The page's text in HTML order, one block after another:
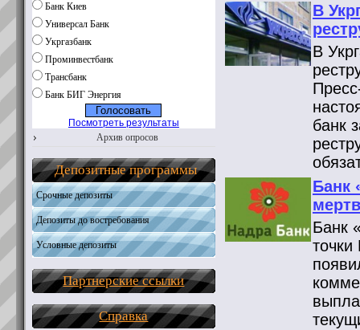
Банк Киев
Универсал Банк
Укргазбанк
Проминвестбанк
Трансбанк
Банк БИГ Энергия
Посмотреть результаты
Архив опросов
Депозитные программы
Срочные депозиты
Депозиты до востребования
Условные депозиты
Партнерские ссылки
Справка
В
В
банк
Банк
Банк